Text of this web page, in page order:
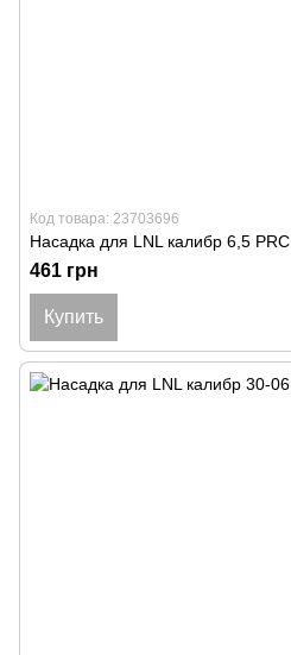
Код товара: 23703696
Насадка для LNL калибр 6,5 PRC
461 грн
Купить